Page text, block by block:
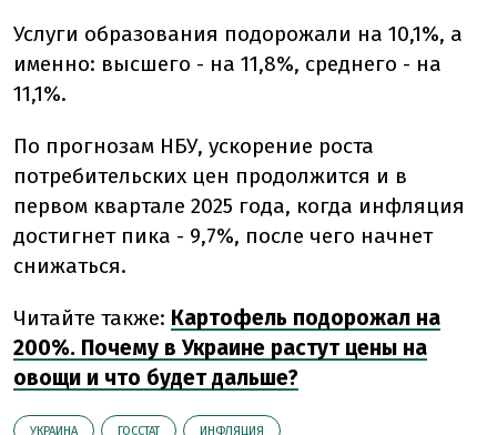
Услуги образования подорожали на 10,1%, а
именно: высшего - на 11,8%, среднего - на
11,1%.
По прогнозам НБУ, ускорение роста
потребительских цен продолжится и в
первом квартале 2025 года, когда инфляция
достигнет пика - 9,7%, после чего начнет
снижаться.
Читайте также: Картофель подорожал на
200%. Почему в Украине растут цены на
овощи и что будет дальше?
УКРАИНА ГОССТАТ ИНФЛЯЦИЯ